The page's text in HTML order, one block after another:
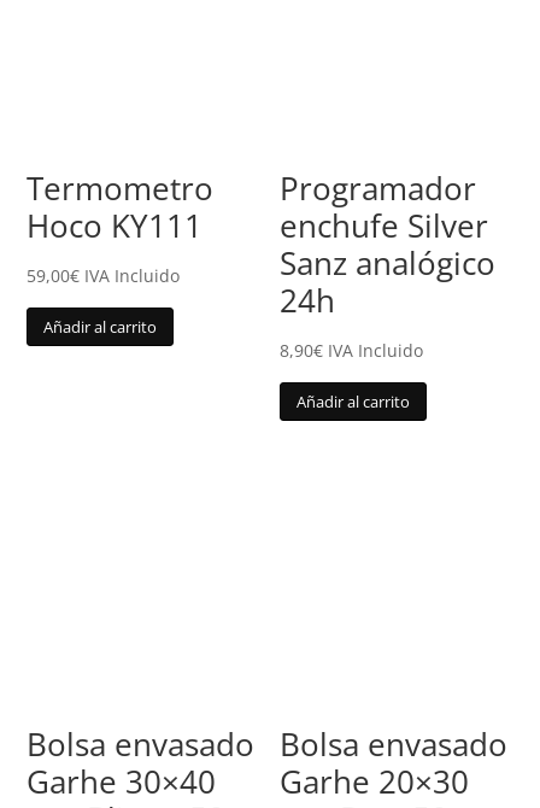
Termometro
Hoco KY111
59,00€ IVA Incluido
Añadir al carrito
Programador
enchufe Silver
Sanz analógico
24h
8,90€ IVA Incluido
Añadir al carrito
Bolsa envasado
Garhe 30×40
Bolsa envasado
Garhe 20×30